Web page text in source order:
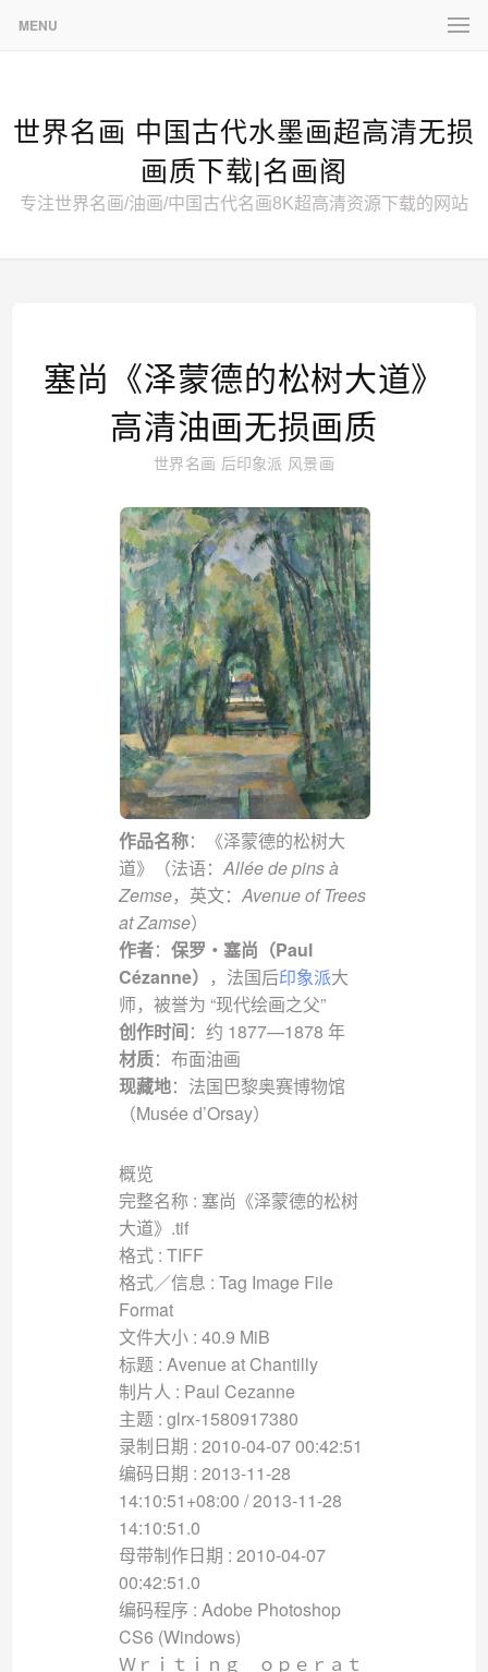
MENU
世界名画 中国古代水墨画超高清无损
画质下载|名画阁
专注世界名画/油画/中国古代名画8K超高清资源下载的网站
塞尚《泽蒙德的松树大道》
高清油画无损画质
世界名画 后印象派 风景画
作品名称：《泽蒙德的松树大
道》（法语：Allée de pins à
Zemse，英文：Avenue of Trees
at Zamse）
作者： 保罗・塞尚（Paul
Cézanne） ，法国后印象派大
师，被誉为 “现代绘画之父”
创作时间：约 1877—1878 年
材质：布面油画
现藏地：法国巴黎奥赛博物馆
（Musée d’Orsay）
概览
完整名称 : 塞尚《泽蒙德的松树
大道》.tif
格式 : TIFF
格式／信息 : Tag Image File
Format
文件大小 : 40.9 MiB
标题 : Avenue at Chantilly
制片人 : Paul Cezanne
主题 : glrx-1580917380
录制日期 : 2010-04-07 00:42:51
编码日期 : 2013-11-28
14:10:51+08:00 / 2013-11-28
14:10:51.0
母带制作日期 : 2010-04-07
00:42:51.0
编码程序 : Adobe Photoshop
CS6 (Windows)
Ｗｒｉｔｉｎｇ ｏｐｅｒａｔ